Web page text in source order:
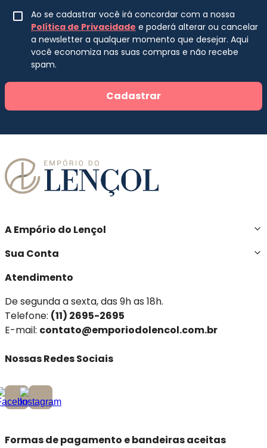
Ao se cadastrar você irá concordar com a nossa
Política de Privacidade e poderá alterar ou cancelar
a newsletter a qualquer momento que desejar. Aqui
você economiza nas suas compras e não recebe
spam.
Cadastrar
A Empório do Lençol
Sua Conta
Atendimento
De segunda a sexta, das 9h as 18h.
Telefone: (11) 2695-2695
E-mail: contato@emporiodolencol.com.br
Nossas Redes Sociais
Formas de pagamento e bandeiras aceitas